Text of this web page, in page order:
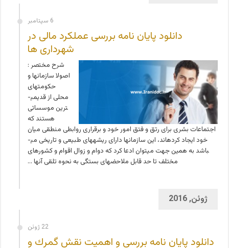
6 سپتامبر
دانلود پایان نامه بررسی عملکرد مالی در
شهرداری ها
شرح مختصر :
اصولا سازمان­ها و
حکومت­های
محلی از قدیمی­
ترین موسساتی
هستند که
اجتماعات بشری برای رتق و فتق امور خود و برقراری روابطی منطقی میان
خود ایجاد کرده­اند، این سازمان­ها دارای ریشه­های طبیعی و تاریخی می­
باشد به همین جهت می­توان ادعا کرد که دوام و زوال اقوام و کشورهای
مختلف تا حد قابل ملاحضه­ای بستگی به نحوه تلقی آنها …
ژوئن, 2016
22 ژوئن
دانلود پایان نامه بررسی و اهمیت نقش گمرك و